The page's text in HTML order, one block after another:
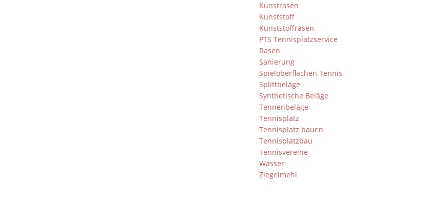
Kunstrasen
Kunststoff
Kunststoffrasen
PTS Tennisplatzservice
Rasen
Sanierung
Spieloberflächen Tennis
Splittbeläge
Synthetische Beläge
Tennenbeläge
Tennisplatz
Tennisplatz bauen
Tennisplatzbau
Tennisvereine
Wasser
Ziegelmehl